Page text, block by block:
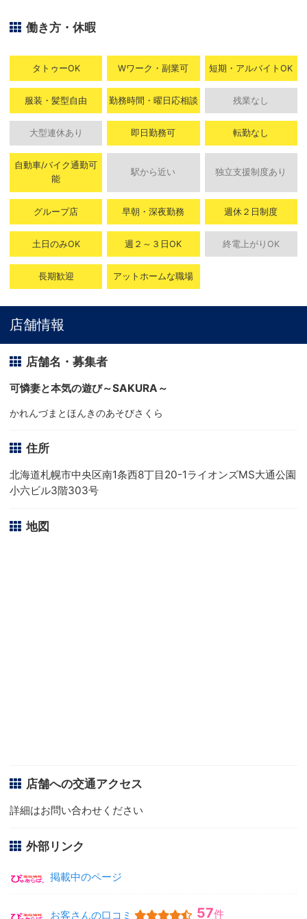
働き方・休暇
タトゥーOK Wワーク・副業可 短期・アルバイトOK
服装・髪型自由 勤務時間・曜日応相談 残業なし
大型連休あり 即日勤務可 転勤なし
自動車/バイク通勤可
能
駅から近い 独立支援制度あり
グループ店 早朝・深夜勤務 週休２日制度
土日のみOK 週２～３日OK 終電上がりOK
長期歓迎 アットホームな職場
店舗情報
店舗名・募集者
可憐妻と本気の遊び～SAKURA～
かれんづまとほんきのあそびさくら
住所
北海道札幌市中央区南1条西8丁目20-1ライオンズMS大通公園
小六ビル3階303号
地図
店舗への交通アクセス
詳細はお問い合わせください
外部リンク
掲載中のページ
お客さんの口コミ 57件